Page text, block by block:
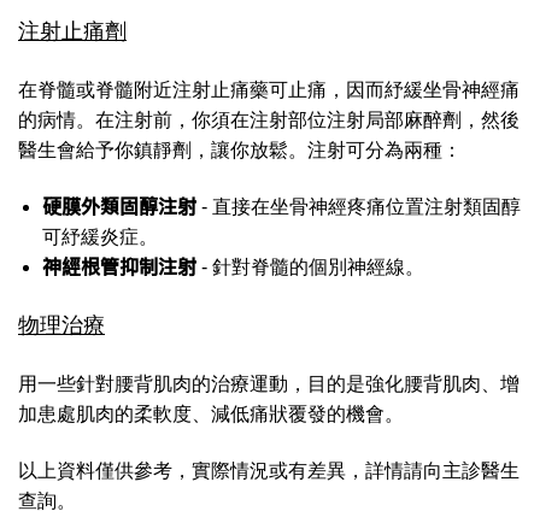
注射止痛劑
在脊髓或脊髓附近注射止痛藥可止痛，因而紓緩坐骨神經痛
的病情。在注射前，你須在注射部位注射局部麻醉劑，然後
醫生會給予你鎮靜劑，讓你放鬆。注射可分為兩種：
硬膜外類固醇注射 - 直接在坐骨神經疼痛位置注射類固醇
可紓緩炎症。
神經根管抑制注射 - 針對脊髓的個別神經線。
物理治療
用一些針對腰背肌肉的治療運動，目的是強化腰背肌肉、增
加患處肌肉的柔軟度、減低痛狀覆發的機會。
以上資料僅供參考，實際情況或有差異，詳情請向主診醫生
查詢。